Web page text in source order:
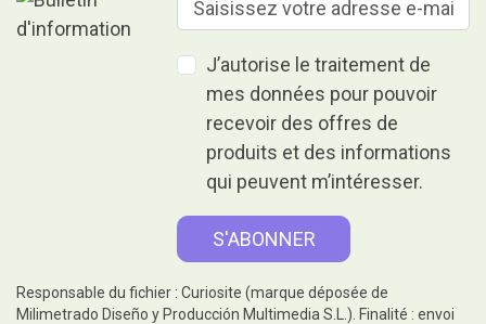
J’autorise le traitement de
mes données pour pouvoir
recevoir des offres de
produits et des informations
qui peuvent m’intéresser.
Responsable du fichier : Curiosite (marque déposée de
Milimetrado Diseño y Producción Multimedia S.L.). Finalité : envoi